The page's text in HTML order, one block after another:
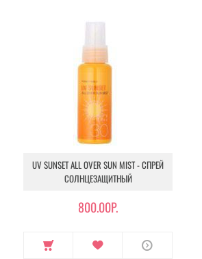
UV SUNSET ALL OVER SUN MIST - СПРЕЙ
СОЛНЦЕЗАЩИТНЫЙ
800.00Р.